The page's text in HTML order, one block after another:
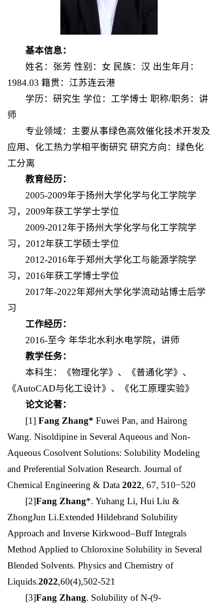
基本信息：
姓名：张芳 性别：女 民族：汉 出生年月：
1984.03 籍贯：江苏连云港
学历：研究生 学位：工学博士 职称/职务：讲
师
专业领域：主要从事绿色高效催化技术开发及
应用、化工热力学相平衡研究 研究方向：绿色化
工分离
教育经历：
2005-2009年于扬州大学化学与化工学院学
习，2009年获工学学士学位
2009-2012年于扬州大学化学与化工学院学
习，2012年获工学硕士学位
2012-2016年于郑州大学化工与能源学院学
习，2016年获工学博士学位
2017年-2022年郑州大学化学流动站博士后学
习
工作经历：
2016-至今 年华北水利水电学院，讲师
教学任务：
本科生：《物理化学》、《普通化学》、
《AutoCAD与化工设计》、《化工原理实验》
论文论著：
[1] Fang Zhang* Fuwei Pan, and Hairong
Wang. Nisoldipine in Several Aqueous and Non-
Aqueous Cosolvent Solutions: Solubility Modeling
and Preferential Solvation Research. Journal of
Chemical Engineering & Data 2022, 67, 510−520
[2]Fang Zhang*. Yuhang Li, Hui Liu &
ZhongJun Li.Extended Hildebrand Solubility
Approach and Inverse Kirkwood–Buff Integrals
Method Applied to Chloroxine Solubility in Several
Blended Solvents. Physics and Chemistry of
Liquids.2022,60(4),502-521
[3]Fang Zhang. Solubility of N-(9-